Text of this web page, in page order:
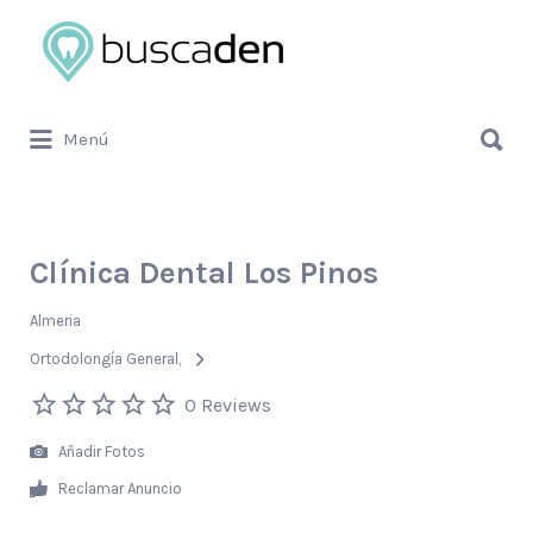
Buscar
por:
Menú
por:
Clínica Dental Los Pinos
Almeria
Ortodolongía General
0 Reviews
Añadir Fotos
Reclamar Anuncio